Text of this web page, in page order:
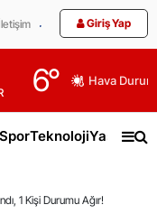
Giriş Yap
6° Hava
SporTeknolojiYaşam
1 Kişi Durumu Ağır!